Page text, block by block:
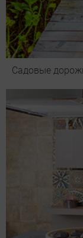
Садовые